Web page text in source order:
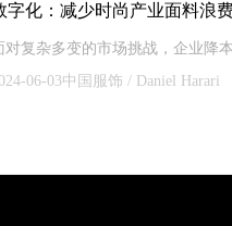
字化：减少时尚产业面料浪
对复杂多变的市场挑战，企业降
06-03中国服饰 / Daniel Harari